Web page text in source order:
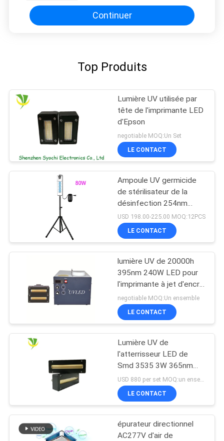
Continuer
Top Produits
Lumière UV utilisée par
tête de l'imprimante LED
d'Epson
negotiable MOQ:Un Set
LE CONTACT
Ampoule UV germicide
de stérilisateur de la
désinfection 254nm
bactéricide UV-C
portative de lumière UV
USD 198.00-225.00 MOQ:12PCS
LE CONTACT
lumière UV de 20000h
395nm 240W LED pour
l'imprimante à jet d'encre
Machine
negotiable MOQ:Un ensemble
LE CONTACT
Lumière UV de
l'atterrisseur LED de
Smd 3535 3W 365nm
385nm 395nm 405nm
LE CONTACT
épurateur directionnel
AC277V d'air de